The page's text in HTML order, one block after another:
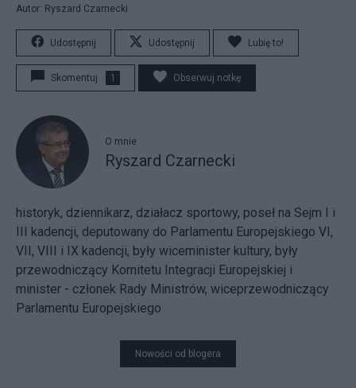
Autor: Ryszard Czarnecki
Udostępnij Udostępnij Lubię to!
Skomentuj 1 Obserwuj notkę
O mnie
Ryszard Czarnecki
historyk, dziennikarz, działacz sportowy, poseł na Sejm I i
III kadencji, deputowany do Parlamentu Europejskiego VI,
VII, VIII i IX kadencji, były wiceminister kultury, były
przewodniczący Komitetu Integracji Europejskiej i
minister - członek Rady Ministrów, wiceprzewodniczący
Parlamentu Europejskiego
Nowości od blogera